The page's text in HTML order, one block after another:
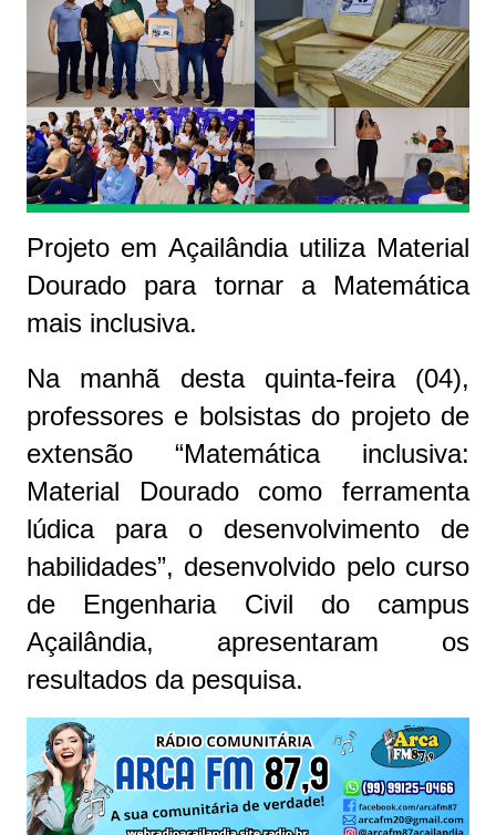
Projeto em Açailândia utiliza Material
Dourado para tornar a Matemática
mais inclusiva.
Na manhã desta quinta-feira (04),
professores e bolsistas do projeto de
extensão “Matemática inclusiva:
Material Dourado como ferramenta
lúdica para o desenvolvimento de
habilidades”, desenvolvido pelo curso
de Engenharia Civil do campus
Açailândia, apresentaram os
resultados da pesquisa.